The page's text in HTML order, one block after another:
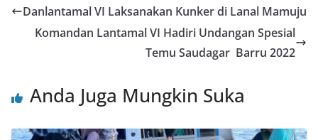
Danlantamal VI Laksanakan Kunker di Lanal Mamuju
Komandan Lantamal VI Hadiri Undangan Spesial
Temu Saudagar Barru 2022
Anda Juga Mungkin Suka